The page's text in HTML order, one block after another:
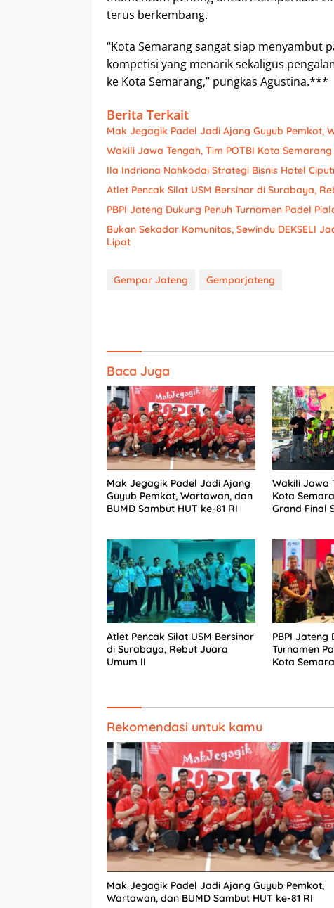
terus berkembang.
“Kota Semarang sangat siap menyambut
kompetisi yang menarik sekaligus
ke Kota Semarang,” pungkas Agustina.***
Berita Terkait
Mak Jegagik Padel Jadi Ajang Guyub Pemkot,
Wakili Jawa Tengah, Tim POTBI Kota
Ila Indriana Nahkodai Strategi Bisnis Hotel
Atlet Pencak Silat USM Bersinar di Surabaya,
PBPI Jateng Dukung Penuh Turnamen Padel
Bukan Sekadar Komunitas, Sewindu DEKSELI
Lipat
Gempar Jateng Gemparjateng
Baca Juga
Mak Jegagik Padel Jadi Ajang
Guyub Pemkot, Wartawan, dan
BUMD Sambut HUT ke-81 RI
Wakili Jawa
Kota
Grand Final
Atlet Pencak Silat USM Bersinar
di Surabaya, Rebut Juara
Umum II
PBPI Jateng
Turnamen
Kota
Rekomendasi untuk kamu
Mak Jegagik Padel Jadi Ajang Guyub Pemkot,
Wartawan, dan BUMD Sambut HUT ke-81 RI